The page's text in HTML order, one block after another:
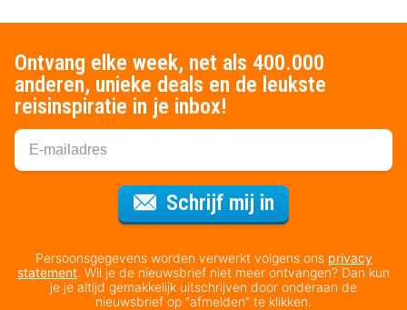
Ontvang elke week, net als 400.000
anderen, unieke deals en de leukste
reisinspiratie in je inbox!
Schrijf mij in
Persoonsgegevens worden verwerkt volgens ons privacy
statement. Wil je de nieuwsbrief niet meer ontvangen? Dan kun
je je altijd gemakkelijk uitschrijven door onderaan de
nieuwsbrief op “afmelden” te klikken.